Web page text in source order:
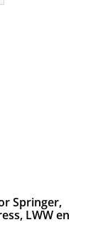
Springer,
LWW en